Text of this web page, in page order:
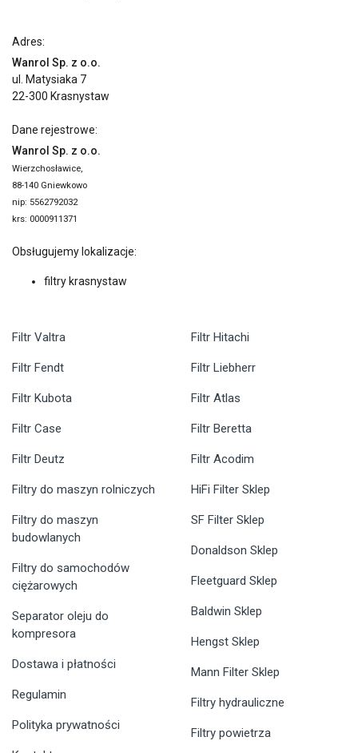
Adres:
Wanrol Sp. z o.o.
ul. Matysiaka 7
22-300 Krasnystaw
Dane rejestrowe:
Wanrol Sp. z o.o.
Wierzchosławice,
88-140 Gniewkowo
nip: 5562792032
krs: 0000911371
Obsługujemy lokalizacje:
filtry krasnystaw
Filtr Valtra
Filtr Fendt
Filtr Kubota
Filtr Case
Filtr Deutz
Filtr Hitachi
Filtr Liebherr
Filtr Atlas
Filtr Beretta
Filtr Acodim
Filtry do maszyn rolniczych
Filtry do maszyn
budowlanych
Filtry do samochodów
ciężarowych
Separator oleju do
kompresora
Dostawa i płatności
Regulamin
Polityka prywatności
HiFi Filter Sklep
SF Filter Sklep
Donaldson Sklep
Fleetguard Sklep
Baldwin Sklep
Hengst Sklep
Mann Filter Sklep
Filtry hydrauliczne
Filtry powietrza